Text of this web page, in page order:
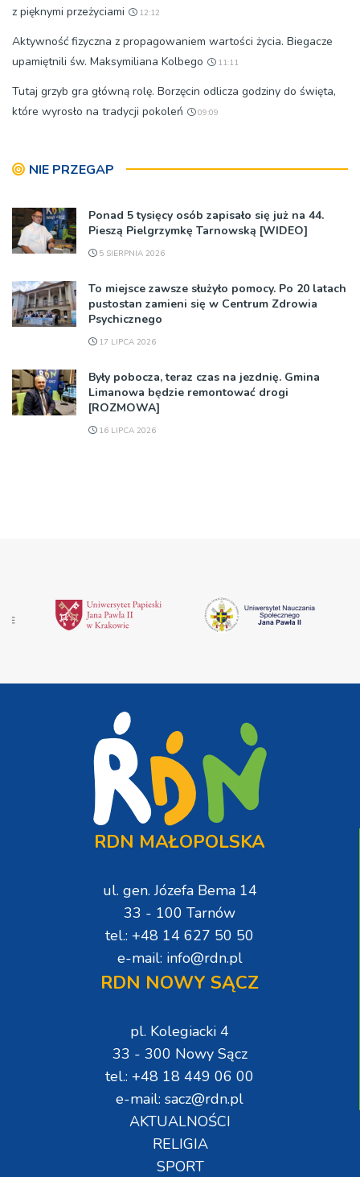
z pięknymi przeżyciami
12:12
Aktywność fizyczna z propagowaniem wartości życia. Biegacze
upamiętnili św. Maksymiliana Kolbego
11:11
Tutaj grzyb gra główną rolę. Borzęcin odlicza godziny do święta,
które wyrosło na tradycji pokoleń
09:09
NIE PRZEGAP
Ponad 5 tysięcy osób zapisało się już na 44.
Pieszą Pielgrzymkę Tarnowską [WIDEO]
5 SIERPNIA 2026
To miejsce zawsze służyło pomocy. Po 20 latach
pustostan zamieni się w Centrum Zdrowia
Psychicznego
17 LIPCA 2026
Były pobocza, teraz czas na jezdnię. Gmina
Limanowa będzie remontować drogi
[ROZMOWA]
16 LIPCA 2026
RDN MAŁOPOLSKA
ul. gen. Józefa Bema 14
33 - 100 Tarnów
tel.: +48 14 627 50 50
e-mail: info@rdn.pl
RDN NOWY SĄCZ
pl. Kolegiacki 4
33 - 300 Nowy Sącz
tel.: +48 18 449 06 00
e-mail: sacz@rdn.pl
AKTUALNOŚCI
RELIGIA
SPORT